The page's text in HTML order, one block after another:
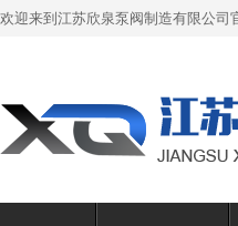
欢迎来到江苏欣泉泵阀制造有限公司